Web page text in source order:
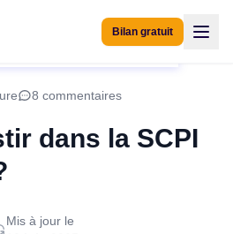
Bilan gratuit
8 commentaires
dans la SCPI
Mis à jour le